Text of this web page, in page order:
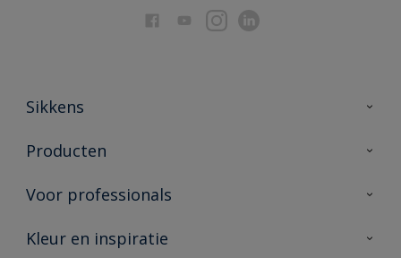
Sikkens
Over Sikkens
Duurzaamheid
Producten
Producten voor binnen
Vind je verkooppunt
Voor professionals
Advies & service
Kleur en inspiratie